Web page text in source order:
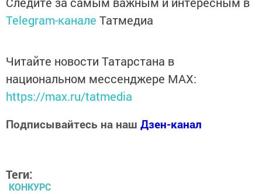
Telegram-канале Татмедиа
Читайте новости Татарстана в
национальном мессенджере MАХ:
https://max.ru/tatmedia
Подписывайтесь на наш Дзен-канал
Теги:
КОНКУРС